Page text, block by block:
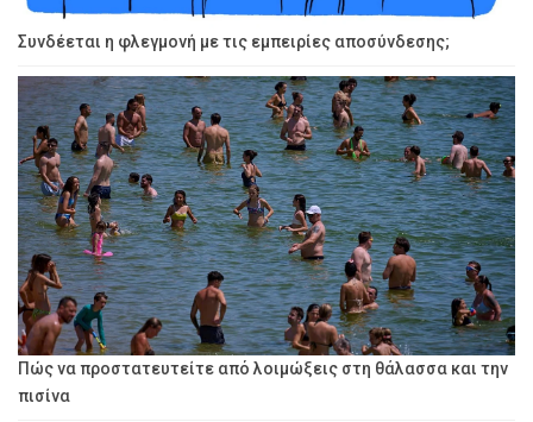
Συνδέεται η φλεγμονή με τις εμπειρίες αποσύνδεσης;
Πώς να προστατευτείτε από λοιμώξεις στη θάλασσα και την
πισίνα